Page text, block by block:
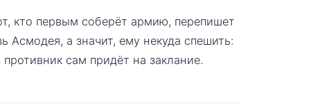
кто первым соберёт армию, перепишет
Асмодея, а значит, ему некуда спешить:
сам придёт на заклание.